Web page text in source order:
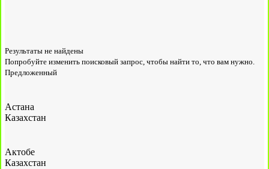
Результаты не найдены
Попробуйте изменить поисковый запрос, чтобы найти то, что вам нужно.
Предложенный
Астана
Казахстан
Актобе
Казахстан